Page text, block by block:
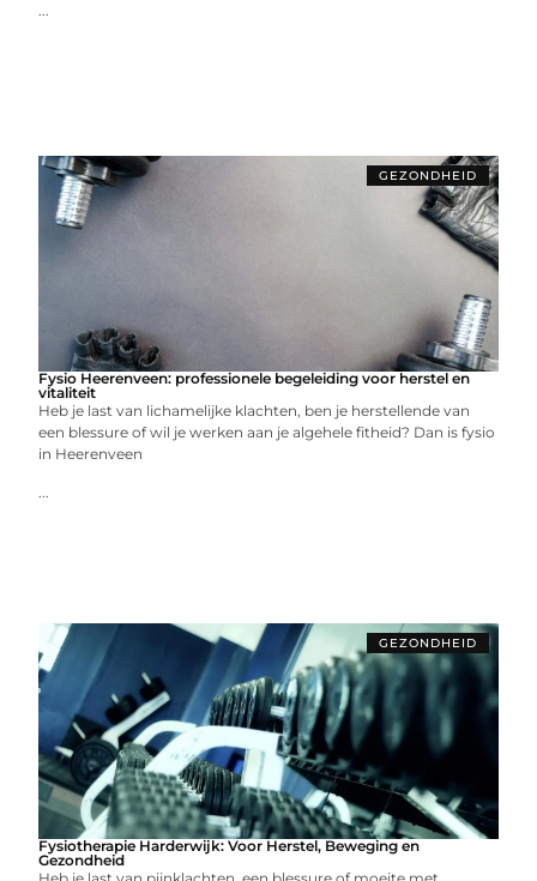
...
GEZONDHEID
Fysio Heerenveen: professionele begeleiding voor herstel en
vitaliteit
Heb je last van lichamelijke klachten, ben je herstellende van
een blessure of wil je werken aan je algehele fitheid? Dan is fysio
in Heerenveen
...
GEZONDHEID
Fysiotherapie Harderwijk: Voor Herstel, Beweging en
Gezondheid